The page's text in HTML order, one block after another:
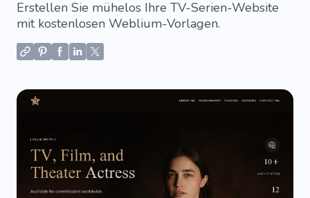
Erstellen Sie mühelos Ihre TV-Serien-Website
mit kostenlosen Weblium-Vorlagen.